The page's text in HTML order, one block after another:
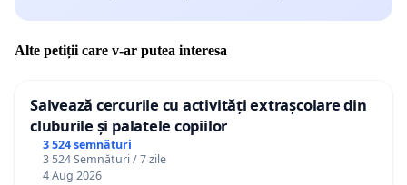
Alte petiții care v-ar putea interesa
Salvează cercurile cu activități extrașcolare din
cluburile și palatele copiilor
3 524 semnături
3 524 Semnături / 7 zile
4 Aug 2026